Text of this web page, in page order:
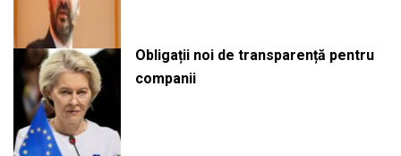
Obligații noi de transparență pentru
companii